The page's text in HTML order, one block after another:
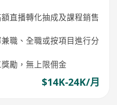
直播轉化抽成及課程銷售
職、全職或按項目進行分
勵，無上限佣金
$14K-24K/月